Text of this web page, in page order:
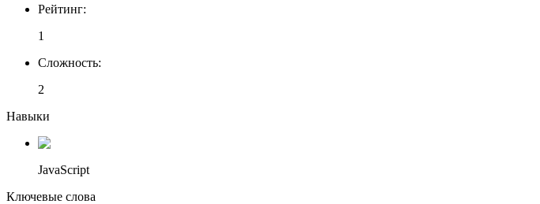
Рейтинг:
1
Сложность:
2
Навыки
JavaScript
Ключевые слова